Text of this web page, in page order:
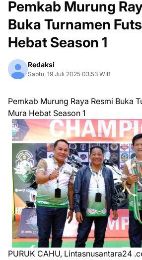
Pemkab Murung
Buka Turnamen
Hebat Season 1
Redaksi
Sabtu, 19 Juli 2025 03:53 WIB
Pemkab Murung Raya Resmi Buka
Mura Hebat Season 1
PURUK CAHU, Lintasnusantara24